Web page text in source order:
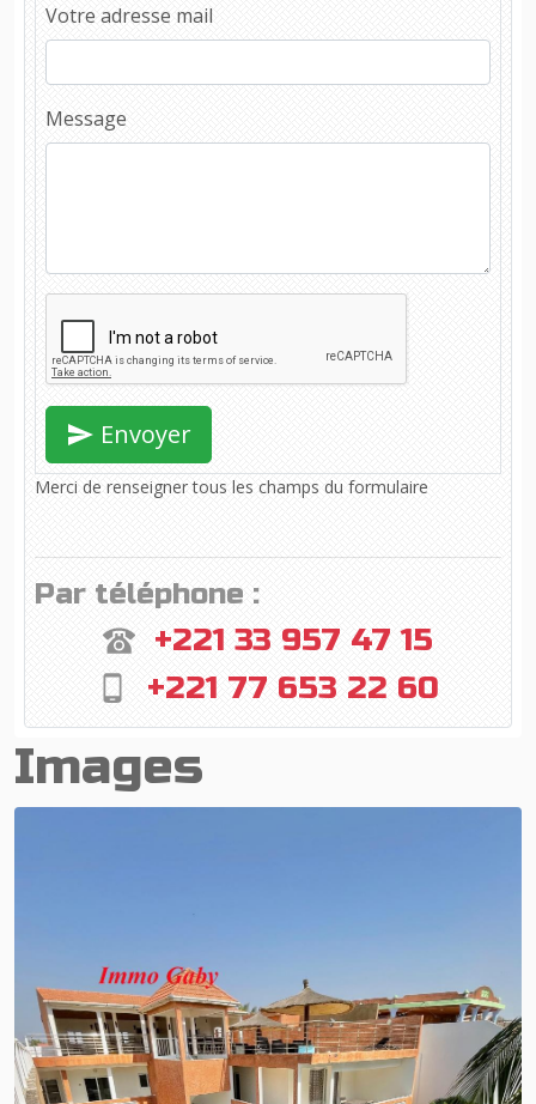
Votre adresse mail
Message
Envoyer
Merci de renseigner tous les champs du formulaire
Par téléphone :
+221 33 957 47 15
+221 77 653 22 60
Images